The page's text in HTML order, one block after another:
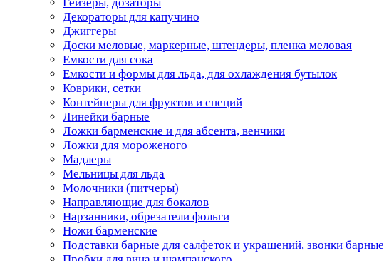
Декораторы для капучино
Джиггеры
Доски меловые, маркерные, штендеры, пленка меловая
Емкости для сока
Емкости и формы для льда, для охлаждения бутылок
Коврики, сетки
Контейнеры для фруктов и специй
Линейки барные
Ложки барменские и для абсента, венчики
Ложки для мороженого
Мадлеры
Мельницы для льда
Молочники (питчеры)
Направляющие для бокалов
Нарзанники, обрезатели фольги
Ножи барменские
Подставки барные для салфеток и украшений, звонки барные